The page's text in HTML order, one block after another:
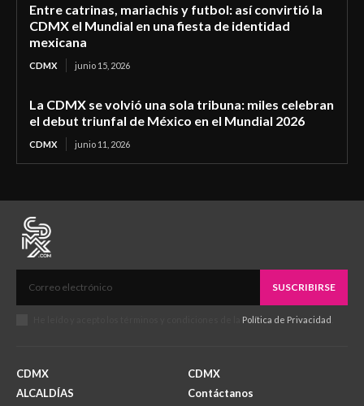
Entre catrinas, mariachis y futbol: así convirtió la
CDMX el Mundial en una fiesta de identidad
mexicana
CDMX junio 15, 2026
La CDMX se volvió una sola tribuna: miles celebran
el debut triunfal de México en el Mundial 2026
CDMX junio 11, 2026
SUSCRIBIRSE
Política de Privacidad
CDMX
ALCALDÍAS
CDMX
Contáctanos